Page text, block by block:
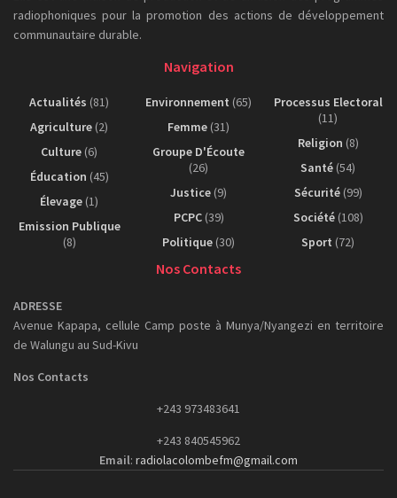
radiophoniques pour la promotion des actions de développement
communautaire durable.
Navigation
Actualités (81)
Agriculture (2)
Culture (6)
Éducation (45)
Élevage (1)
Emission Publique
(8)
Environnement (65)
Femme (31)
Groupe D'Écoute
(26)
Justice (9)
PCPC(39)
Politique (30)
Processus Electoral
(11)
Religion (8)
Santé (54)
Sécurité(99)
Société(108)
Sport (72)
Nos Contacts
ADRESSE
Avenue Kapapa, cellule Camp poste à Munya/Nyangezi en territoire
de Walungu au Sud-Kivu
Nos Contacts
+243 973483641
+243 840545962
Email: radiolacolombefm@gmail.com